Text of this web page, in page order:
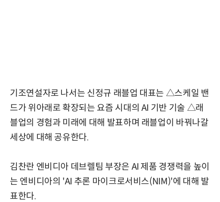
기조연설자로 나서는 신정규 래블업 대표는 △스케일 밴
드가 위아래로 확장되는 요즘 시대의 AI 기반 기술 △래
블업의 경험과 미래에 대해 발표하며 래블업이 바꿔나갈
세상에 대해 공유한다.
김찬란 엔비디아 데브렐팀 부장은 AI 제품 경쟁력을 높이
는 엔비디아의 'AI 추론 마이크로서비스(NIM)'에 대해 발
표한다.